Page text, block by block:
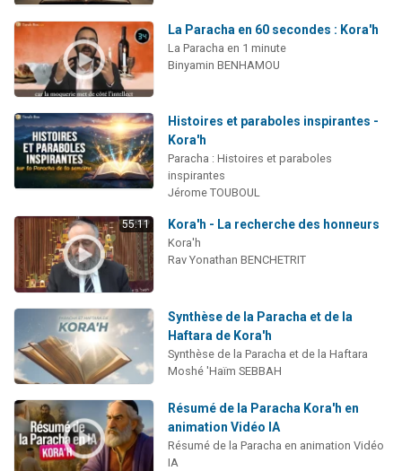
La Paracha en 60 secondes : Kora'h
La Paracha en 1 minute
Binyamin BENHAMOU
Histoires et paraboles inspirantes -
Kora'h
Paracha : Histoires et paraboles
inspirantes
Jérome TOUBOUL
55:11 Kora'h - La recherche des honneurs
Kora'h
Rav Yonathan BENCHETRIT
Synthèse de la Paracha et de la
Haftara de Kora'h
Synthèse de la Paracha et de la Haftara
Moshé 'Haïm SEBBAH
Résumé de la Paracha Kora'h en
animation Vidéo IA
Résumé de la Paracha en animation Vidéo
IA